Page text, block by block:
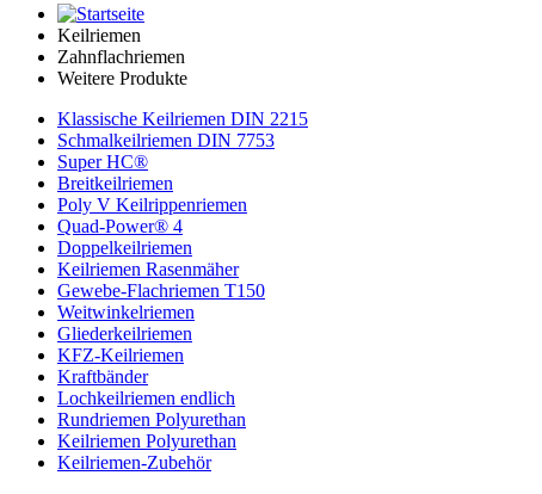
Keilriemen
Zahnflachriemen
Weitere Produkte
Klassische Keilriemen DIN 2215
Schmalkeilriemen DIN 7753
Super HC®
Breitkeilriemen
Poly V Keilrippenriemen
Quad-Power® 4
Doppelkeilriemen
Keilriemen Rasenmäher
Gewebe-Flachriemen T150
Weitwinkelriemen
Gliederkeilriemen
KFZ-Keilriemen
Kraftbänder
Lochkeilriemen endlich
Rundriemen Polyurethan
Keilriemen Polyurethan
Keilriemen-Zubehör